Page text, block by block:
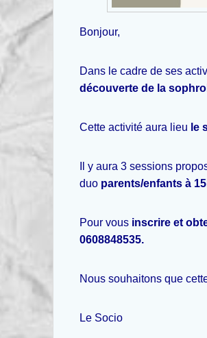
Bonjour,
Dans le cadre de ses
découverte de la
Cette activité aura lieu le
Il y aura 3 sessions
duo parents/enfants à
Pour vous inscrire et
0608848535.
Nous souhaitons que
Le Socio